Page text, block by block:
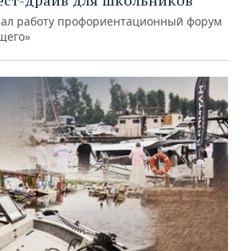
работу профориентационный форум